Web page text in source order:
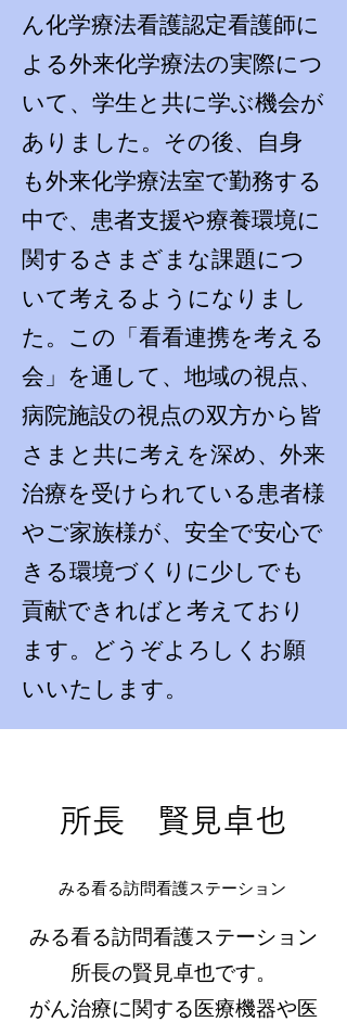
ん化学療法看護認定看護師に
よる外来化学療法の実際につ
いて、学生と共に学ぶ機会が
ありました。その後、自身
も外来化学療法室で勤務する
中で、患者支援や療養環境に
関するさまざまな課題につ
いて考えるようになりまし
た。この「看看連携を考える
会」を通して、地域の視点、
病院施設の視点の双方から皆
さまと共に考えを深め、外来
治療を受けられている患者様
やご家族様が、安全で安心で
きる環境づくりに少しでも
貢献できればと考えており
ます。どうぞよろしくお願
いいたします。
所長 賢見卓也
みる看る訪問看護ステーション
みる看る訪問看護ステーション
所長の賢見卓也です。
がん治療に関する医療機器や医